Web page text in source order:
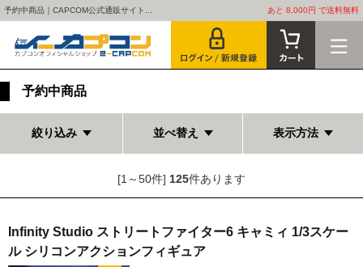
予約中商品｜CAPCOM公式通販サイト... あと 8,000円 で送料無料
予約中商品
絞り込み 並べ替え 表示方法
[1～50件] 125件あります
Infinity Studio ストリートファイター6 キャミィ 1/3スケー
ル シリコンアクションフィギュア